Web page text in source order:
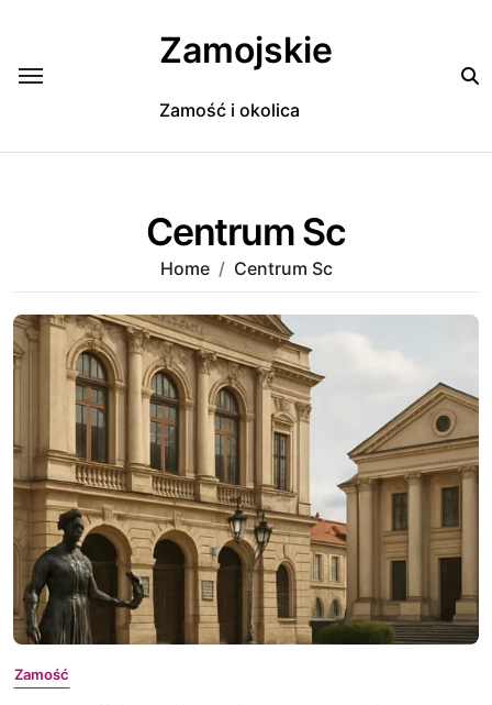
Zamojskie
Zamość i okolica
Centrum Sc
Home Centrum Sc
Zamość